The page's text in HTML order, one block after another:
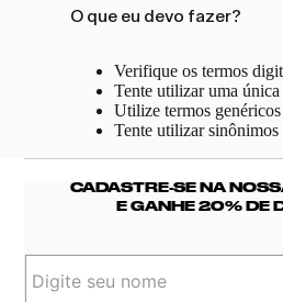
O que eu devo fazer?
Verifique os termos
Tente utilizar uma única
Utilize termos genéricos
Tente utilizar sinônimos
CADASTRE-SE NA
E GANHE 20% DE